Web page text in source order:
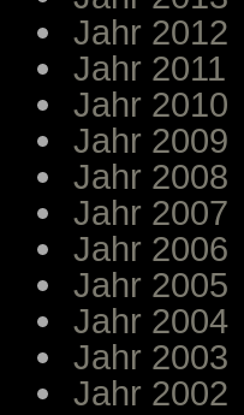
Jahr 2012
Jahr 2011
Jahr 2010
Jahr 2009
Jahr 2008
Jahr 2007
Jahr 2006
Jahr 2005
Jahr 2004
Jahr 2003
Jahr 2002